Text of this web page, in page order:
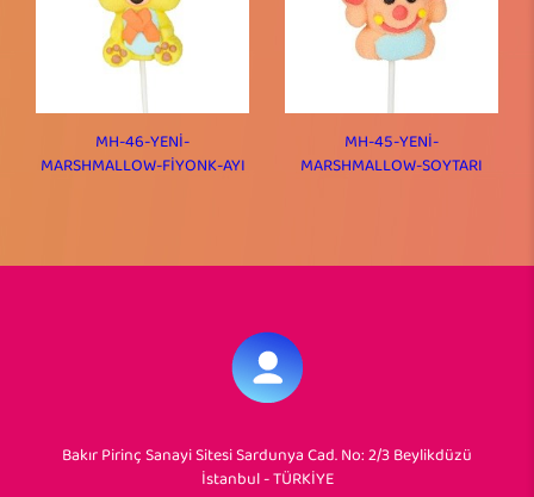
MH-46-YENİ-
MARSHMALLOW-FİYONK-AYI
MH-45-YENİ-
MARSHMALLOW-SOYTARI
Bakır Pirinç Sanayi Sitesi Sardunya Cad. No: 2/3 Beylikdüzü
İstanbul - TÜRKİYE